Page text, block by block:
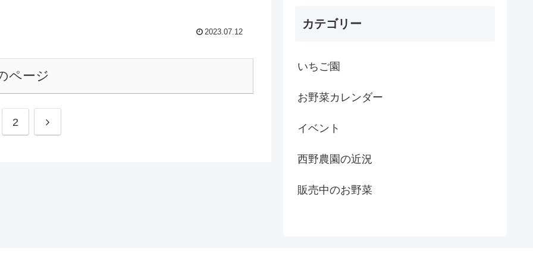
2023.07.12
ページ
2
カテゴリー
いちご園
お野菜カレンダー
イベント
西野農園の近況
販売中のお野菜